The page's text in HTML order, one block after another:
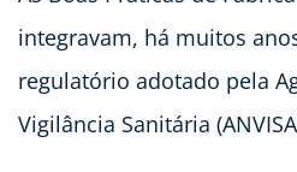
integravam, há muitos
regulatório adotado pela
Vigilância Sanitária